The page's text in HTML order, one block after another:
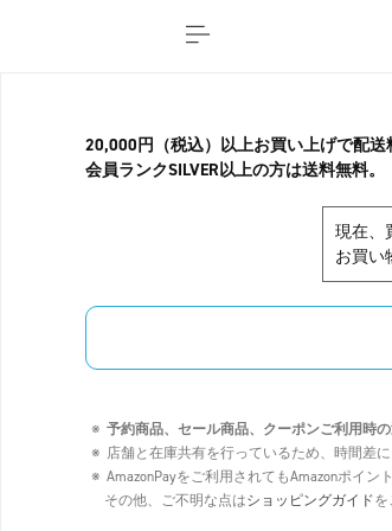
20,000円（税込）以上お買い上げで配送
会員ランクSILVER以上の方は送料無料。
現在、
お買い
予約商品、セール商品、クーポンご利用時
店舗と在庫共有を行っているため、時間差
AmazonPayをご利用されてもAmazonポイン
その他、ご不明な点はショッピングガイドを